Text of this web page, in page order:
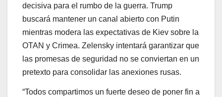
decisiva para el rumbo de la guerra. Trump
buscará mantener un canal abierto con Putin
mientras modera las expectativas de Kiev sobre la
OTAN y Crimea. Zelensky intentará garantizar que
las promesas de seguridad no se conviertan en un
pretexto para consolidar las anexiones rusas.
“Todos compartimos un fuerte deseo de poner fin a